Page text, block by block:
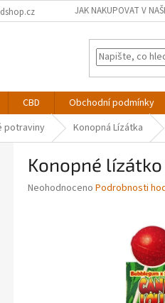
JAK NAKUPOVAT V
CBD Obchodní podmínky
potraviny Konopná Lízátka
Konopné
Průměrné
Neohodnoceno Podrobnosti